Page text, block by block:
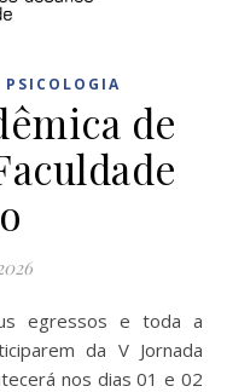
PSICOLOGIA
de
da V Jornada
nos dias 01 e 02